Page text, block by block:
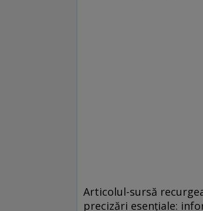
Articolul-sursă
precizări esenţiale: